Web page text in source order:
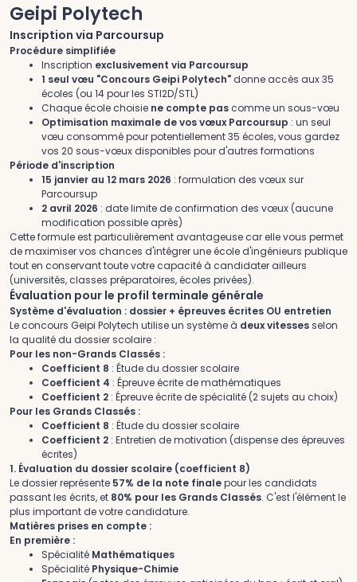
Geipi Polytech
Inscription via Parcoursup
Procédure simplifiée
Inscription exclusivement via Parcoursup
1 seul vœu "Concours Geipi Polytech"donne accès aux 35
écoles (ou 14 pour les STI2D/STL)
Chaque école choisie ne compte pascomme un sous-vœu
Optimisation maximale de vos vœux Parcoursup : un seul
vœu consommé pour potentiellement 35 écoles, vous gardez
vos 20 sous-vœux disponibles pour d'autres formations
Période d'inscription
15 janvier au 12 mars 2026 : formulation des vœux sur
Parcoursup
2 avril 2026 : date limite de confirmation des vœux (aucune
modification possible après)
Cette formule est particulièrement avantageuse car elle vous permet
de maximiser vos chances d'intégrer une école d'ingénieurs publique
tout en conservant toute votre capacité à candidater ailleurs
(universités, classes préparatoires, écoles privées).
Évaluation pour le profil terminale générale
Système d'évaluation : dossier + épreuves écrites OU entretien
Le concours Geipi Polytech utilise un système à deux vitessesselon
la qualité du dossier scolaire :
Pour les non-Grands Classés :
Coefficient 8 : Étude du dossier scolaire
Coefficient 4 : Épreuve écrite de mathématiques
Coefficient 2 : Épreuve écrite de spécialité (2 sujets au choix)
Pour les Grands Classés :
Coefficient 8 : Étude du dossier scolaire
Coefficient 2 : Entretien de motivation (dispense des épreuves
écrites)
1. Évaluation du dossier scolaire (coefficient 8)
Le dossier représente 57% de la note finalepour les candidats
passant les écrits, et 80% pour les Grands Classés. C'est l'élément le
plus important de votre candidature.
Matières prises en compte :
En première :
Spécialité Mathématiques
Spécialité Physique-Chimie